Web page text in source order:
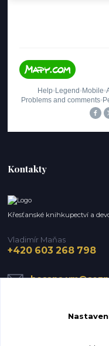
Kontakty
Křesťanské knihkupectví a
Vladimír Maňas
+420 603 268 798